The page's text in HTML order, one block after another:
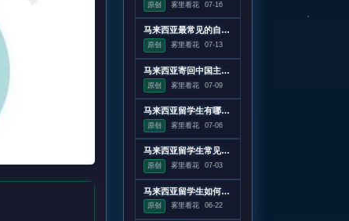
原创 雾里看花 07-16
马来西亚最常见的自然灾害解析
原创 雾里看花 07-13
马来西亚寄回中国主流快递公司对比
原创 雾里看花 07-09
马来西亚留学生有哪些核心保障项目
原创 雾里看花 07-06
马来西亚留学生常见诈骗类型及作案手法
原创 雾里看花 07-03
马来西亚留学生如何降低留学焦虑
原创 雾里看花 06-22